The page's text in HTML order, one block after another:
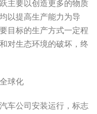
主要以创造更多的物质
以提高生产能力为导
目标的生产方式一定程
对生态环境的破坏，终
球化
车公司安装运行，标志